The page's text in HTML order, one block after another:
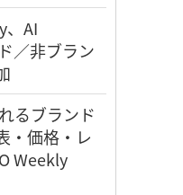
AI
／非ブラン
るブランド
・価格・レ
Weekly